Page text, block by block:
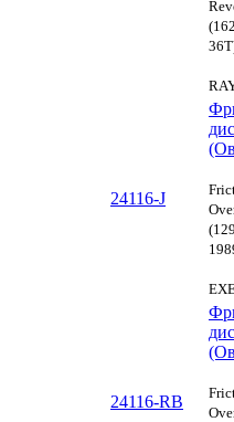
24116-J
24116-RB